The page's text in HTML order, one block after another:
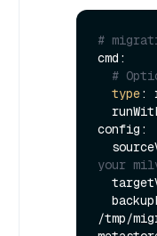
#
cmd:
#
type:
config:
your
/tmp/